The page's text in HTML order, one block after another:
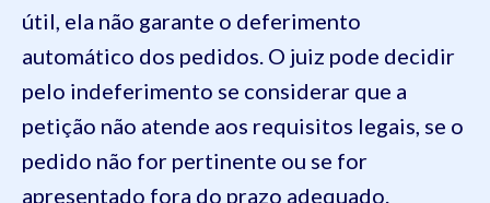
útil, ela não garante o deferimento
automático dos pedidos. O juiz pode decidir
pelo indeferimento se considerar que a
petição não atende aos requisitos legais, se o
pedido não for pertinente ou se for
apresentado fora do prazo adequado.